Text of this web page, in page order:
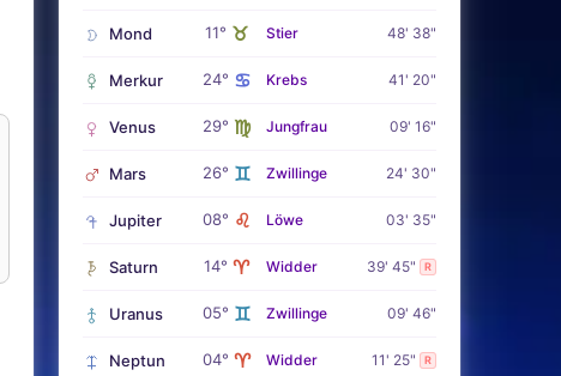
Mond 11° ♉ Stier 48' 38"
Merkur 24° ♋ Krebs 41' 20"
Venus 29° ♍ Jungfrau 09' 16"
Mars 26° ♊ Zwillinge 24' 30"
Jupiter 08° ♌ Löwe 03' 35"
Saturn 14° ♈ Widder 39' 45" R
Uranus 05° ♊ Zwillinge 09' 46"
Neptun 04° ♈ Widder 11' 25" R